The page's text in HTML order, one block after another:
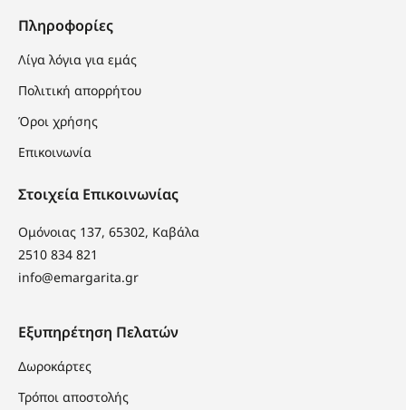
Πληροφορίες
Λίγα λόγια για εμάς
Πολιτική απορρήτου
Όροι χρήσης
Επικοινωνία
Στοιχεία Επικοινωνίας
Ομόνοιας 137, 65302, Καβάλα
2510 834 821
info@emargarita.gr
Εξυπηρέτηση Πελατών
Δωροκάρτες
Τρόποι αποστολής